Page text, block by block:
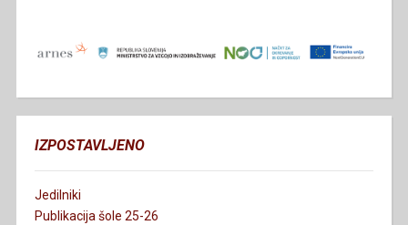
IZPOSTAVLJENO
Jedilniki
Publikacija šole 25-26